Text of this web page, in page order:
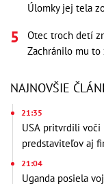
Úlomky jej tela
Otec troch detí
Zachránilo mu to
NAJNOVŠIE
21:35
USA pritvrdili voči
predstaviteľov aj
21:04
Uganda posiela